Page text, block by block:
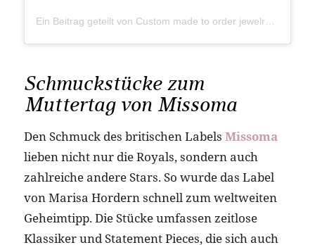
Schmuckstücke zum
Muttertag von Missoma
Den Schmuck des britischen Labels Missoma
lieben nicht nur die Royals, sondern auch
zahlreiche andere Stars. So wurde das Label
von Marisa Hordern schnell zum weltweiten
Geheimtipp. Die Stücke umfassen zeitlose
Klassiker und Statement Pieces, die sich auch